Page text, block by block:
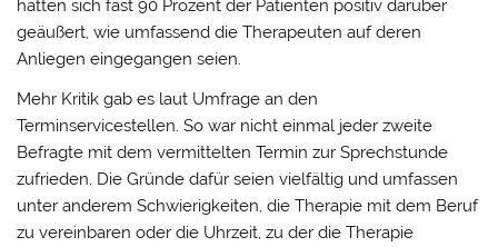
hätten sich fast 90 Prozent der Patienten positiv darüber
geäußert, wie umfassend die Therapeuten auf deren
Anliegen eingegangen seien.
Mehr Kritik gab es laut Umfrage an den
Terminservicestellen. So war nicht einmal jeder zweite
Befragte mit dem vermittelten Termin zur Sprechstunde
zufrieden. Die Gründe dafür seien vielfältig und umfassen
unter anderem Schwierigkeiten, die Therapie mit dem Beruf
zu vereinbaren oder die Uhrzeit, zu der die Therapie